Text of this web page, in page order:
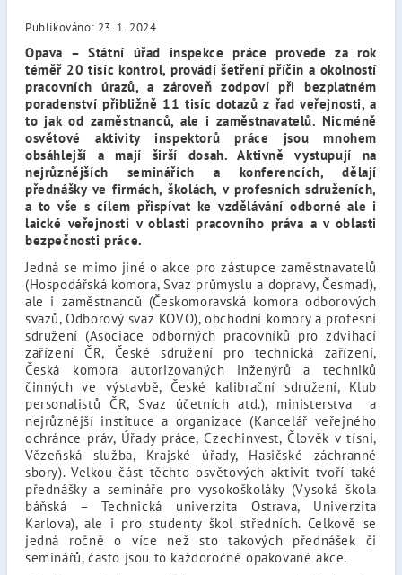
Publikováno: 23. 1. 2024
Opava – Státní úřad inspekce práce provede za rok
téměř 20 tisíc kontrol, provádí šetření příčin a okolností
pracovních úrazů, a zároveň zodpoví při bezplatném
poradenství přibližně 11 tisíc dotazů z řad veřejnosti, a
to jak od zaměstnanců, ale i zaměstnavatelů. Nicméně
osvětové aktivity inspektorů práce jsou mnohem
obsáhlejší a mají širší dosah. Aktivně vystupují na
nejrůznějších seminářích a konferencích, dělají
přednášky ve firmách, školách, v profesních sdruženích,
a to vše s cílem přispívat ke vzdělávání odborné ale i
laické veřejnosti v oblasti pracovního práva a v oblasti
bezpečnosti práce.
Jedná se mimo jiné o akce pro zástupce zaměstnavatelů
(Hospodářská komora, Svaz průmyslu a dopravy, Česmad),
ale i zaměstnanců (Českomoravská komora odborových
svazů, Odborový svaz KOVO), obchodní komory a profesní
sdružení (Asociace odborných pracovníků pro zdvihací
zařízení ČR, České sdružení pro technická zařízení,
Česká komora autorizovaných inženýrů a techniků
činných ve výstavbě, České kalibrační sdružení, Klub
personalistů ČR, Svaz účetních atd.), ministerstva a
nejrůznější instituce a organizace (Kancelář veřejného
ochránce práv, Úřady práce, Czechinvest, Člověk v tísni,
Vězeňská služba, Krajské úřady, Hasičské záchranné
sbory). Velkou část těchto osvětových aktivit tvoří také
přednášky a semináře pro vysokoškoláky (Vysoká škola
báňská – Technická univerzita Ostrava, Univerzita
Karlova), ale i pro studenty škol středních. Celkově se
jedná ročně o více než sto takových přednášek či
seminářů, často jsou to každoročně opakované akce.